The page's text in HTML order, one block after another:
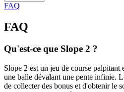
FAQ
FAQ
Qu'est-ce que Slope 2 ?
Slope 2 est un jeu de course
une balle dévalant une pente infinie.
de collecter des bonus et d'obtenir le